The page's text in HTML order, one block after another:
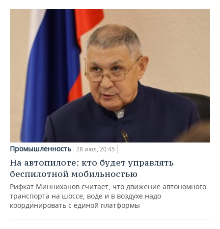
Промышленность 28 июл, 20:45
На автопилоте: кто будет управлять
беспилотной мобильностью
Рифкат Минниханов считает, что движение автономного
транспорта на шоссе, воде и в воздухе надо
координировать с единой платформы